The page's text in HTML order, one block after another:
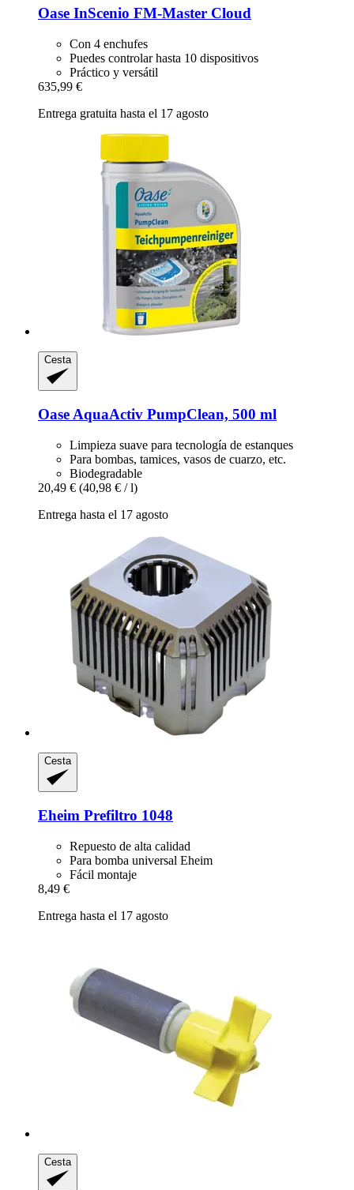
Oase InScenio FM-​Master Cloud
Con 4 enchufes
Puedes controlar hasta 10 dispositivos
Práctico y versátil
635,99 €
Entrega gratuita hasta el 17 agosto
Cesta
Oase AquaActiv PumpClean, 500 ml
Limpieza suave para tecnología de estanques
Para bombas, tamices, vasos de cuarzo, etc.
Biodegradable
20,49 € (40,98 € / l)
Entrega hasta el 17 agosto
Cesta
Eheim Prefiltro 1048
Repuesto de alta calidad
Para bomba universal Eheim
Fácil montaje
8,49 €
Entrega hasta el 17 agosto
Cesta